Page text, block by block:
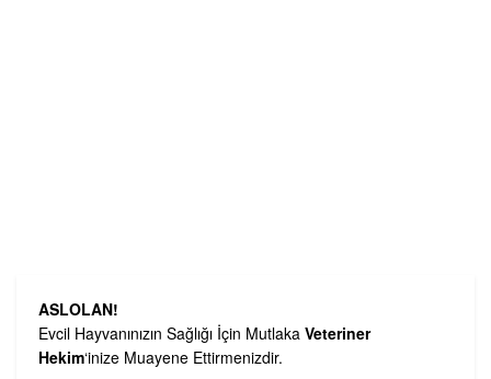
ASLOLAN!
Evcil Hayvanınızın Sağlığı İçin Mutlaka Veteriner
Hekim‘inize Muayene Ettirmenizdir.